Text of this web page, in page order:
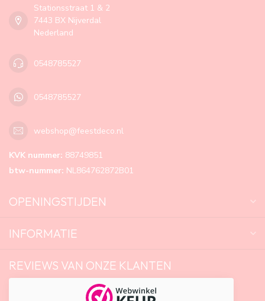
Stationsstraat 1 & 2
7443 BX Nijverdal
Nederland
0548785527
0548785527
webshop@feestdeco.nl
KVK nummer: 88749851
btw-nummer: NL864762872B01
OPENINGSTIJDEN
INFORMATIE
REVIEWS VAN ONZE KLANTEN